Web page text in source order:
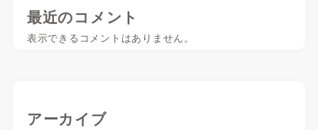
最近のコメント
表示できるコメントはありません。
アーカイブ